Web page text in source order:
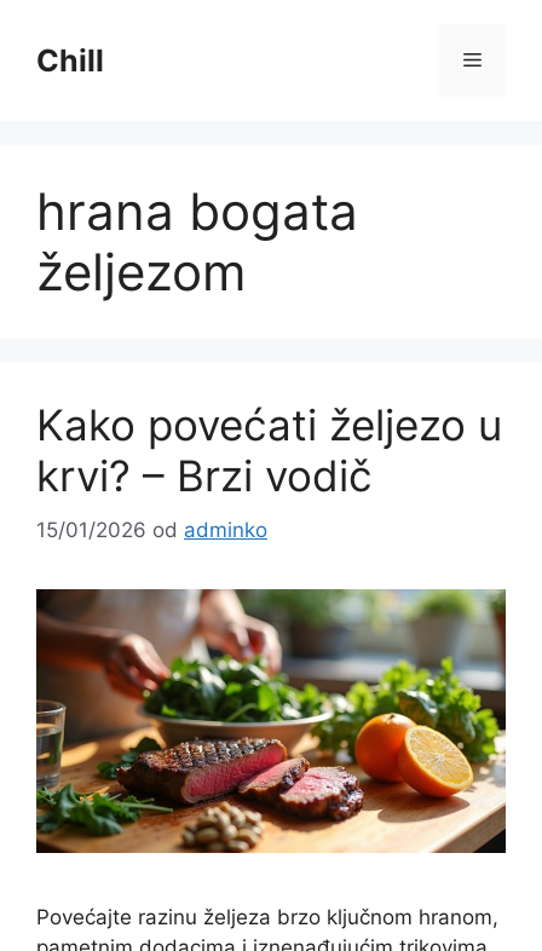
sadržajChill
hrana bogata
željezom
Kako povećati željezo u
krvi? – Brzi vodič
15/01/2026 od adminko
Povećajte razinu željeza brzo ključnom hranom,